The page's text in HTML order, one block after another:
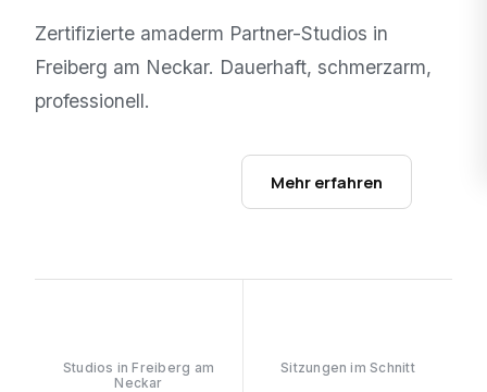
Zertifizierte amaderm Partner-Studios in
Freiberg am Neckar. Dauerhaft, schmerzarm,
professionell.
Mehr erfahren
Studios in Freiberg am
Neckar
Sitzungen im Schnitt